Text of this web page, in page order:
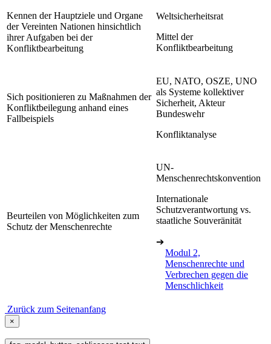
Kennen der Hauptziele und Organe
der Vereinten Nationen hinsichtlich
ihrer Aufgaben bei der
Konfliktbearbeitung
Weltsicherheitsrat
Mittel der
Konfliktbearbeitung
Sich positionieren zu Maßnahmen der
Konfliktbeilegung anhand eines
Fallbeispiels
EU, NATO, OSZE, UNO
als Systeme kollektiver
Sicherheit, Akteur
Bundeswehr
Konfliktanalyse
Beurteilen von Möglichkeiten zum
Schutz der Menschenrechte
UN-
Menschenrechtskonvention
Internationale
Schutzverantwortung vs.
staatliche Souveränität
➔
Modul 2,
Menschenrechte und
Verbrechen gegen die
Menschlichkeit
Zurück zum Seitenanfang
×